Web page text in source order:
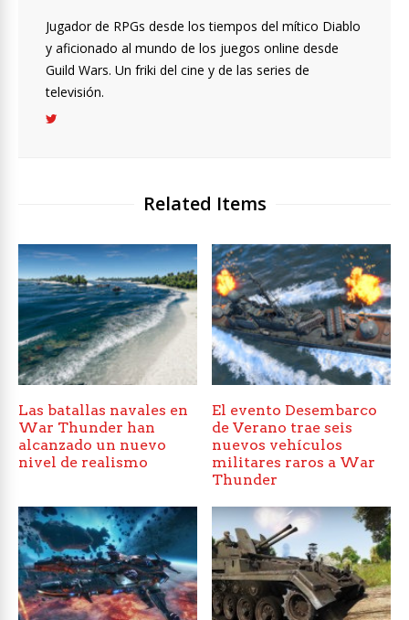
Jugador de RPGs desde los tiempos del mítico Diablo
y aficionado al mundo de los juegos online desde
Guild Wars. Un friki del cine y de las series de
televisión.
Related Items
Las batallas navales en
War Thunder han
alcanzado un nuevo
nivel de realismo
El evento Desembarco
de Verano trae seis
nuevos vehículos
militares raros a War
Thunder